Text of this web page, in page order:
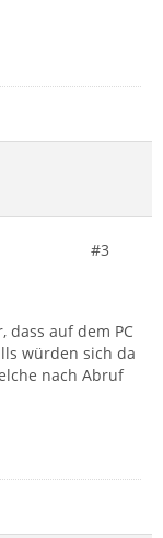
#3
dass auf dem PC
würden sich da
nach Abruf